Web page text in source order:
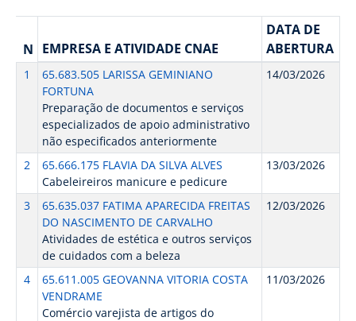
N EMPRESA E ATIVIDADE CNAE
DATA DE
ABERTURA
1
65.683.505 LARISSA GEMINIANO
FORTUNA
Preparação de documentos e serviços
especializados de apoio administrativo
não especificados anteriormente
14/03/2026
2
65.666.175 FLAVIA DA SILVA ALVES
Cabeleireiros manicure e pedicure
13/03/2026
3
65.635.037 FATIMA APARECIDA FREITAS
DO NASCIMENTO DE CARVALHO
Atividades de estética e outros serviços
de cuidados com a beleza
12/03/2026
4
65.611.005 GEOVANNA VITORIA COSTA
VENDRAME
Comércio varejista de artigos do
11/03/2026